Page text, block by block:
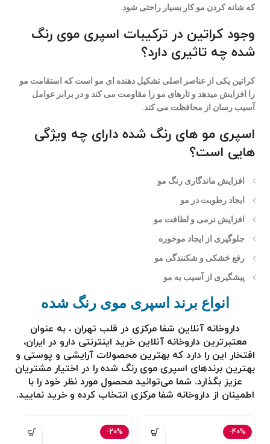
که شانه کردن مو کار بسیار راحتی شود.
وجود کراتین در ترکیبات اسپری موی رنگ
شده چه تاثیری دارد؟
کراتین یکی از عناصر اصلی تشکیل دهنده ای مو است که استقامت مو
را افزایش میدهد و تارهای مو را مقاومت می کند و در برابر عوامل
آسیب رسان از محافظت می کند.
اسپری مو های رنگ شده دارای چه ویژگی
هایی است؟
افزایش ماندگاری رنگ مو
ایجاد رطوبت در مو
افزایش نرمی و لطافت مو
جلوگیری از ایجاد موخوره
رفع خشکی و شکنندگی مو
پیشگیری از آسیب به مو
انواع برند اسپری موی رنگ شده
داروخانه آنلاین شفا مرکزی در قلب تهران ، به عنوان
معتبرترین داروخانه آنلاین خرید اینترنتی دارو در ایران،
افتخار این را دارد که بهترین محصولات آرایشی و پوستی و
بهترین برندهای اسپری موی رنگ شده را در اختیار مشتریان
عزیز بگذارد. شما می‌توانید محصول مورد نظر خود را با
اطمینان از داروخانه شفا مرکزی انتخاب کرده و خرید نمایید.
-40%
-20%